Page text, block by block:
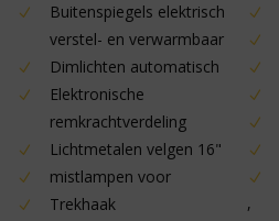
Buitenspiegels elektrisch
verstel- en verwarmbaar
Dimlichten automatisch
Elektronische
remkrachtverdeling
Lichtmetalen velgen 16"
mistlampen voor
Trekhaak
,